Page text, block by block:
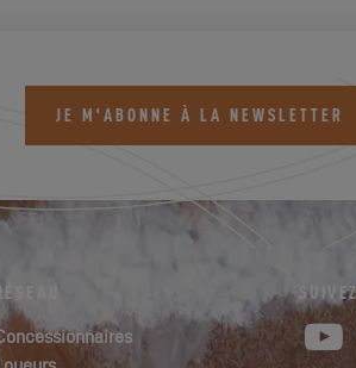
JE M'ABONNE À LA NEWSLETTER